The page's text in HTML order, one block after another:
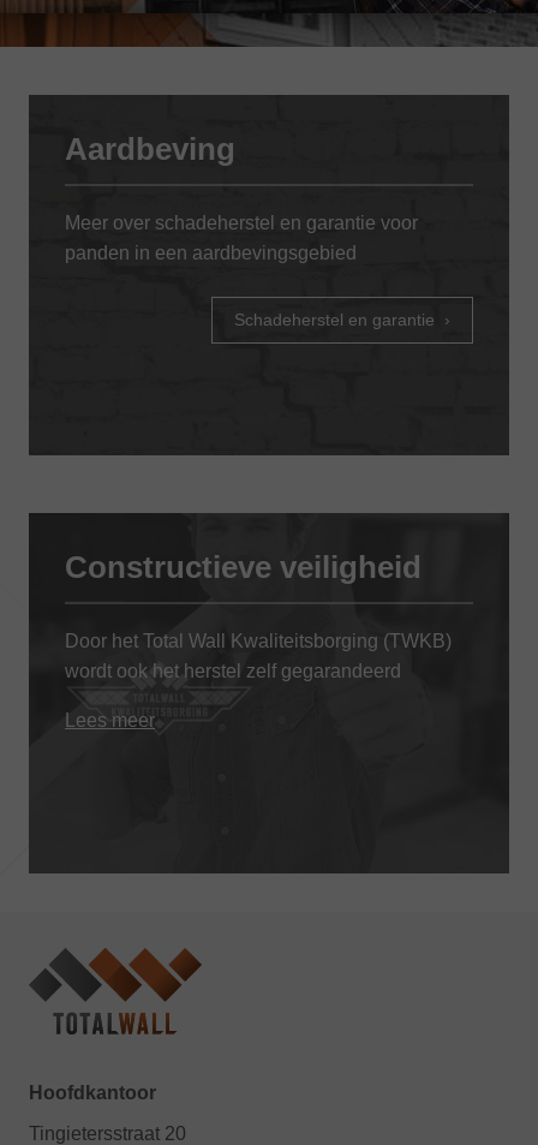
Aardbeving
Meer over schadeherstel en garantie voor
panden in een aardbevingsgebied
Schadeherstel en garantie
Constructieve veiligheid
Door het Total Wall Kwaliteitsborging (TWKB)
wordt ook het herstel zelf gegarandeerd
Lees meer
Hoofdkantoor
Tingietersstraat 20